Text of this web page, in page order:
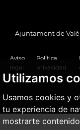
Utilizamos
Usamos cookies y
tu experiencia de
mostrarte
Ajuntament de
Aviso
legal
Política
privacidad